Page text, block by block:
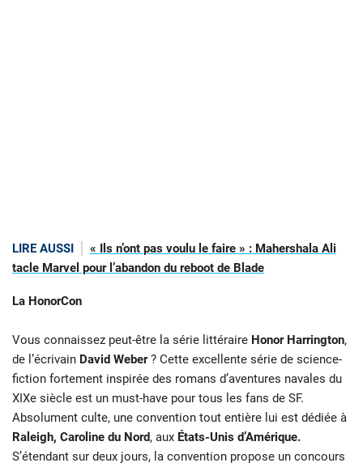
LIRE AUSSI
« Ils n’ont pas voulu le faire » : Mahershala Ali
tacle Marvel pour l’abandon du reboot de Blade
La HonorCon
Vous connaissez peut-être la série littéraire Honor Harrington,
de l’écrivain David Weber? Cette excellente série de science-
fiction fortement inspirée des romans d’aventures navales du
XIXe siècle est un must-have pour tous les fans de SF.
Absolument culte, une convention tout entière lui est dédiée à
Raleigh, Caroline du Nord, aux États-Unis d’Amérique.
S’étendant sur deux jours, la convention propose un concours